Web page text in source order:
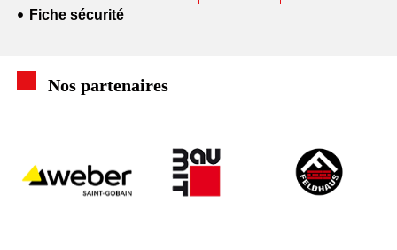
Fiche sécurité
Nos partenaires